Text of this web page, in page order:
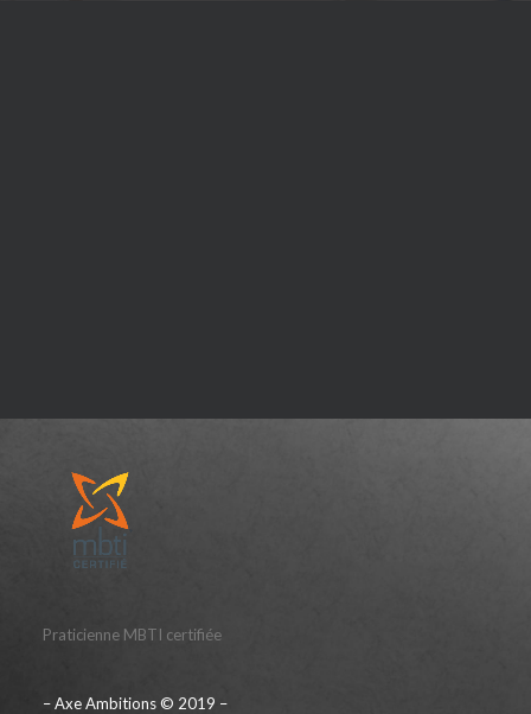
Praticienne MBTI certifiée
– Axe Ambitions © 2019 –